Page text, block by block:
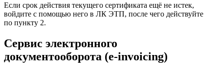
Если срок действия текущего сертификата ещё не истек,
войдите с помощью него в ЛК ЭТП, после чего действуйте
по пункту 2.
Сервис электронного
документооборота (e-invoicing)